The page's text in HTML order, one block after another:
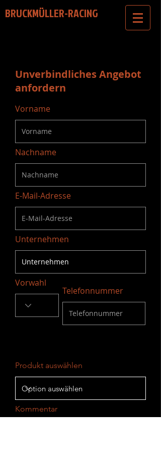
BRUCKMÜLLER-RACING
Unverbindliches Angebot
anfordern
Vorname
Nachname
E-Mail-Adresse
Unternehmen
Vorwahl
Telefonnummer
Produkt auswählen
Kommentar